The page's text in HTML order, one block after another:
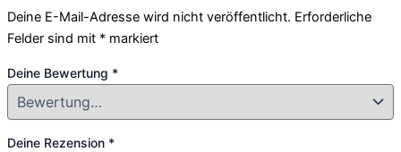
Deine E-Mail-Adresse wird nicht veröffentlicht. Erforderliche
Felder sind mit * markiert
Deine Bewertung *
Deine Rezension *